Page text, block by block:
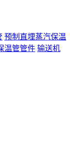
预制直埋蒸汽保温
温管管件 输送机